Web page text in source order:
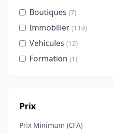
Boutiques (7)
Immobilier (119)
Vehicules (12)
Formation (1)
Prix
Prix Minimum (CFA)